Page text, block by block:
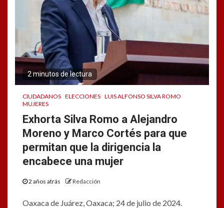
2 minutos de lectura
CIUDADANOS ELECCIONES LUIS ALFONSO SILVA ROMO
MUJERES
Exhorta Silva Romo a Alejandro
Moreno y Marco Cortés para que
permitan que la dirigencia la
encabece una mujer
2 años atrás Redacción
Oaxaca de Juárez, Oaxaca; 24 de julio de 2024.